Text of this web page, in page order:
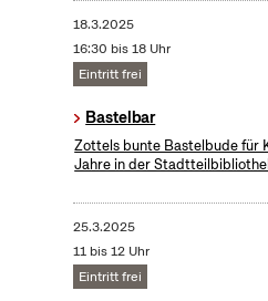
18.3.2025
16:30 bis 18 Uhr
Eintritt frei
Bastelbar
Zottels bunte Bastelbude für
Jahre in der
25.3.2025
11 bis 12 Uhr
Eintritt frei